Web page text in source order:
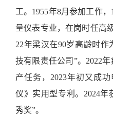
工。1955年8月参加工作
量仪表专业，在岗时任高
22年梁汉在90岁高龄时
技有限责任公司”。2022
产任务，2023年初又成
仪》实用型专利。2024年
秀奖”。